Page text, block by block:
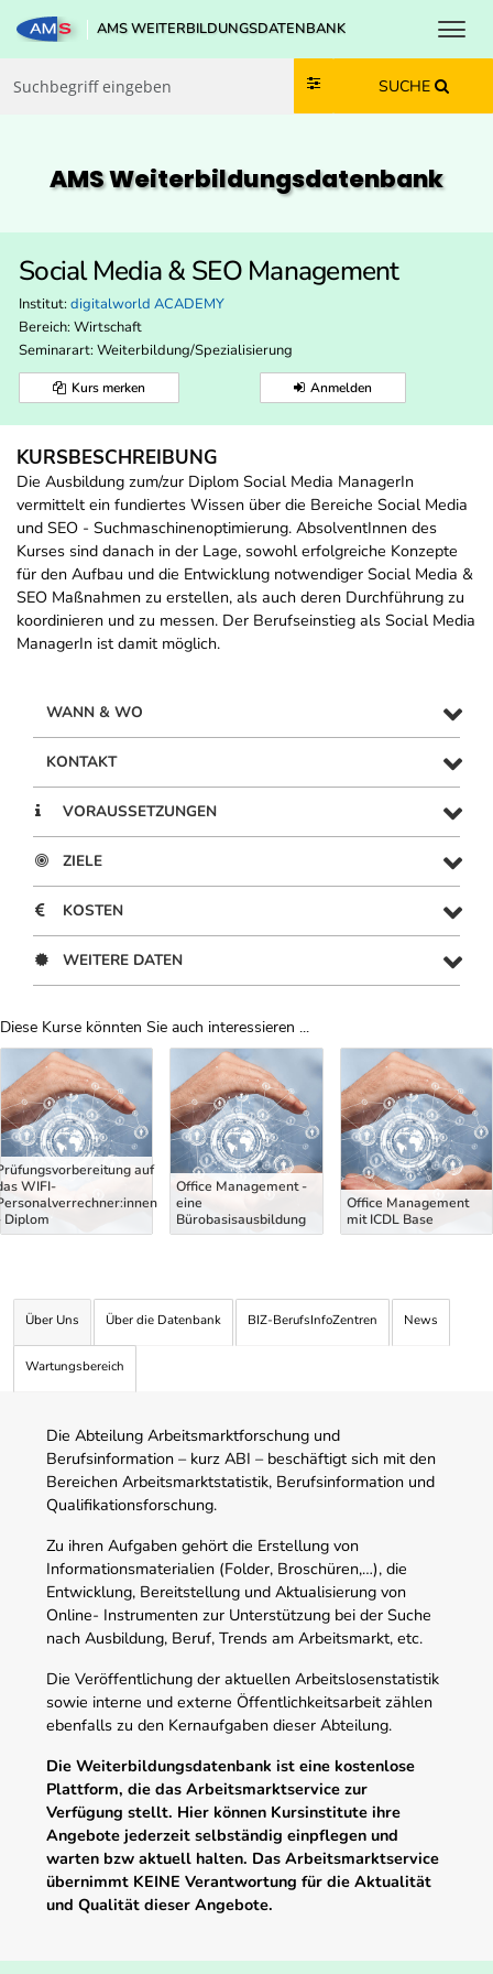
Zum Inhalt springen
Zum Navmenü springen
Zur Suche springen
Zur Footer springen
AMS WEITERBILDUNGSDATENBANK
SUCHE
AMS Weiterbildungs­datenbank
Social Media & SEO Management
Institut: digitalworld ACADEMY
Bereich: Wirtschaft
Seminarart: Weiterbildung/Spezialisierung
Kurs merken Anmelden
KURSBESCHREIBUNG
Die Ausbildung zum/zur Diplom Social Media ManagerIn
vermittelt ein fundiertes Wissen über die Bereiche Social Media
und SEO - Suchmaschinenoptimierung. AbsolventInnen des
Kurses sind danach in der Lage, sowohl erfolgreiche Konzepte
für den Aufbau und die Entwicklung notwendiger Social Media &
SEO Maßnahmen zu erstellen, als auch deren Durchführung zu
koordinieren und zu messen. Der Berufseinstieg als Social Media
ManagerIn ist damit möglich.
WANN & WO
KONTAKT
VORAUSSETZUNGEN
ZIELE
KOSTEN
WEITERE DATEN
Diese Kurse könnten Sie auch interessieren ...
Uber Weiterbildungsvorschläge
auf
WIFI-
Diplom
Office Management -
eine
Bürobasisausbildung
Office Management
mit ICDL Base
Über Uns Über die Datenbank BIZ-BerufsInfoZentren News
Wartungsbereich
Die Abteilung Arbeitsmarktforschung und
Berufsinformation – kurz ABI – beschäftigt sich mit den
Bereichen Arbeitsmarktstatistik, Berufsinformation und
Qualifikationsforschung.
Zu ihren Aufgaben gehört die Erstellung von
Informationsmaterialien (Folder, Broschüren,…), die
Entwicklung, Bereitstellung und Aktualisierung von
Online- Instrumenten zur Unterstützung bei der Suche
nach Ausbildung, Beruf, Trends am Arbeitsmarkt, etc.
Die Veröffentlichung der aktuellen Arbeitslosenstatistik
sowie interne und externe Öffentlichkeitsarbeit zählen
ebenfalls zu den Kernaufgaben dieser Abteilung.
Die Weiterbildungsdatenbank ist eine kostenlose
Plattform, die das Arbeitsmarktservice zur
Verfügung stellt. Hier können Kursinstitute ihre
Angebote jederzeit selbständig einpflegen und
warten bzw aktuell halten. Das Arbeitsmarktservice
übernimmt KEINE Verantwortung für die Aktualität
und Qualität dieser Angebote.